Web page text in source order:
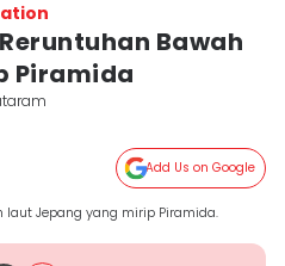
Bawah
Piramida
Add Us on Google
Jepang yang mirip Piramida.